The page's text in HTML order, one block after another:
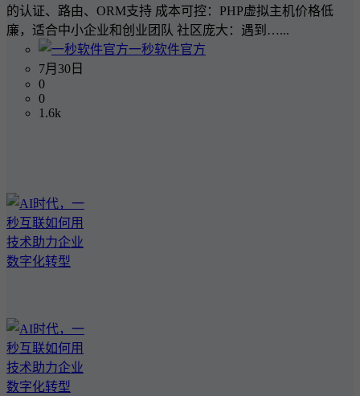
的认证、路由、ORM支持 成本可控：PHP虚拟主机价格低
廉，适合中小企业和创业团队 社区庞大：遇到…...
一秒软件官方
7月30日
0
0
1.6k